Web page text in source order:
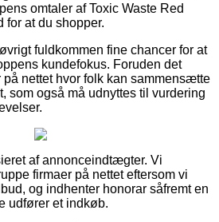
omtaler af Toxic Waste Red
for at du shopper.
fuldkommen fine chancer for at
kundefokus. Foruden det
på nettet hvor folk kan sammensætte
som også må udnyttes til vurdering
af annonceindtægter. Vi
firmaer på nettet eftersom vi
og indhenter honorar såfremt en
udfører et indkøb.